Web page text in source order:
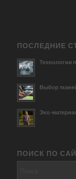
ПОСЛЕДНИЕ
Технологии
Выбор
Эко-
ПОИСК ПО